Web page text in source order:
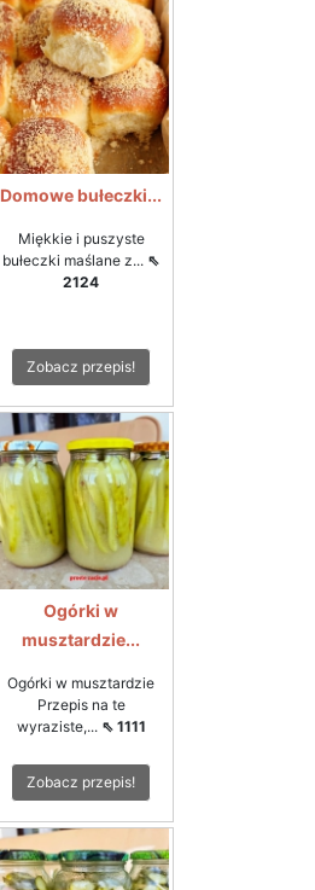
Domowe bułeczki...
Miękkie i puszyste
bułeczki maślane z... ⇖
2124
Zobacz przepis!
Ogórki w
musztardzie...
Ogórki w musztardzie
Przepis na te
wyraziste,... ⇖ 1111
Zobacz przepis!